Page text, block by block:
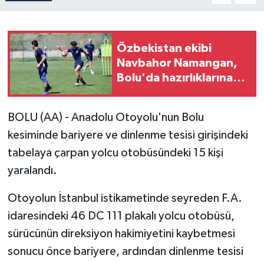
Özbekistan ekibi
Navbahor Namangan,
Bolu'da hazırlıklarına
BOLU (AA) - Anadolu Otoyolu'nun Bolu
kesiminde bariyere ve dinlenme tesisi girişindeki
tabelaya çarpan yolcu otobüsündeki 15 kişi
yaralandı.
Otoyolun İstanbul istikametinde seyreden F.A.
idaresindeki 46 DC 111 plakalı yolcu otobüsü,
sürücünün direksiyon hakimiyetini kaybetmesi
sonucu önce bariyere, ardından dinlenme tesisi